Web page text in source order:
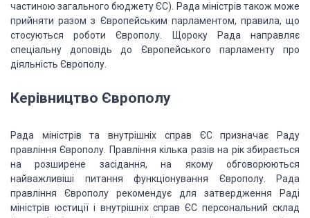
частиною загального бюджету ЄС). Рада міністрів також може
прийняти разом з Європейським парламентом, правила, що
стосуються роботи Європолу. Щороку Рада направляє
спеціальну доповідь до Європейського парламенту про
діяльність Європолу.
Керівництво Європолу
Рада міністрів та внутрішніх справ ЄС призначає Раду
правління Європолу. Правління кілька разів на рік збирається
на розширене засідання, на якому обговорюються
найважливіші питання функціонування Європолу. Рада
правління Європолу рекомендує для затвердження Раді
міністрів юстиції і внутрішніх справ ЄС персональний склад